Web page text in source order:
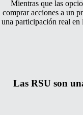
Mientras que las
comprar acciones a un
una participación real en
Las RSU son